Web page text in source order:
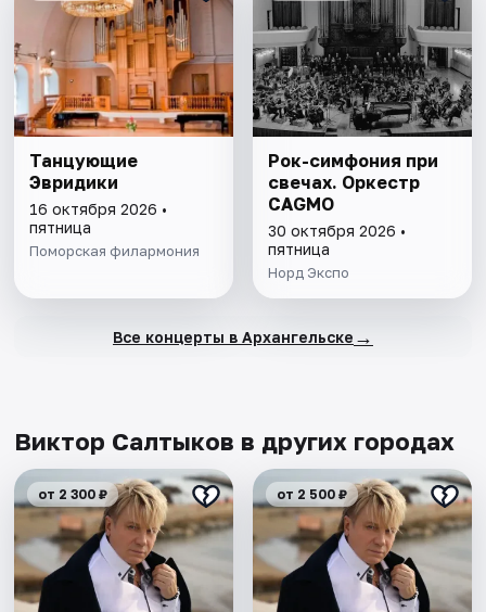
Танцующие
Эвридики
16 октября 2026 •
пятница
Поморская филармония
Рок-симфония при
свечах. Оркестр
CAGMO
30 октября 2026 •
пятница
Норд Экспо
Все концерты в Архангельске →
Виктор Салтыков в других городах
от 2 300 ₽ от 2 500 ₽